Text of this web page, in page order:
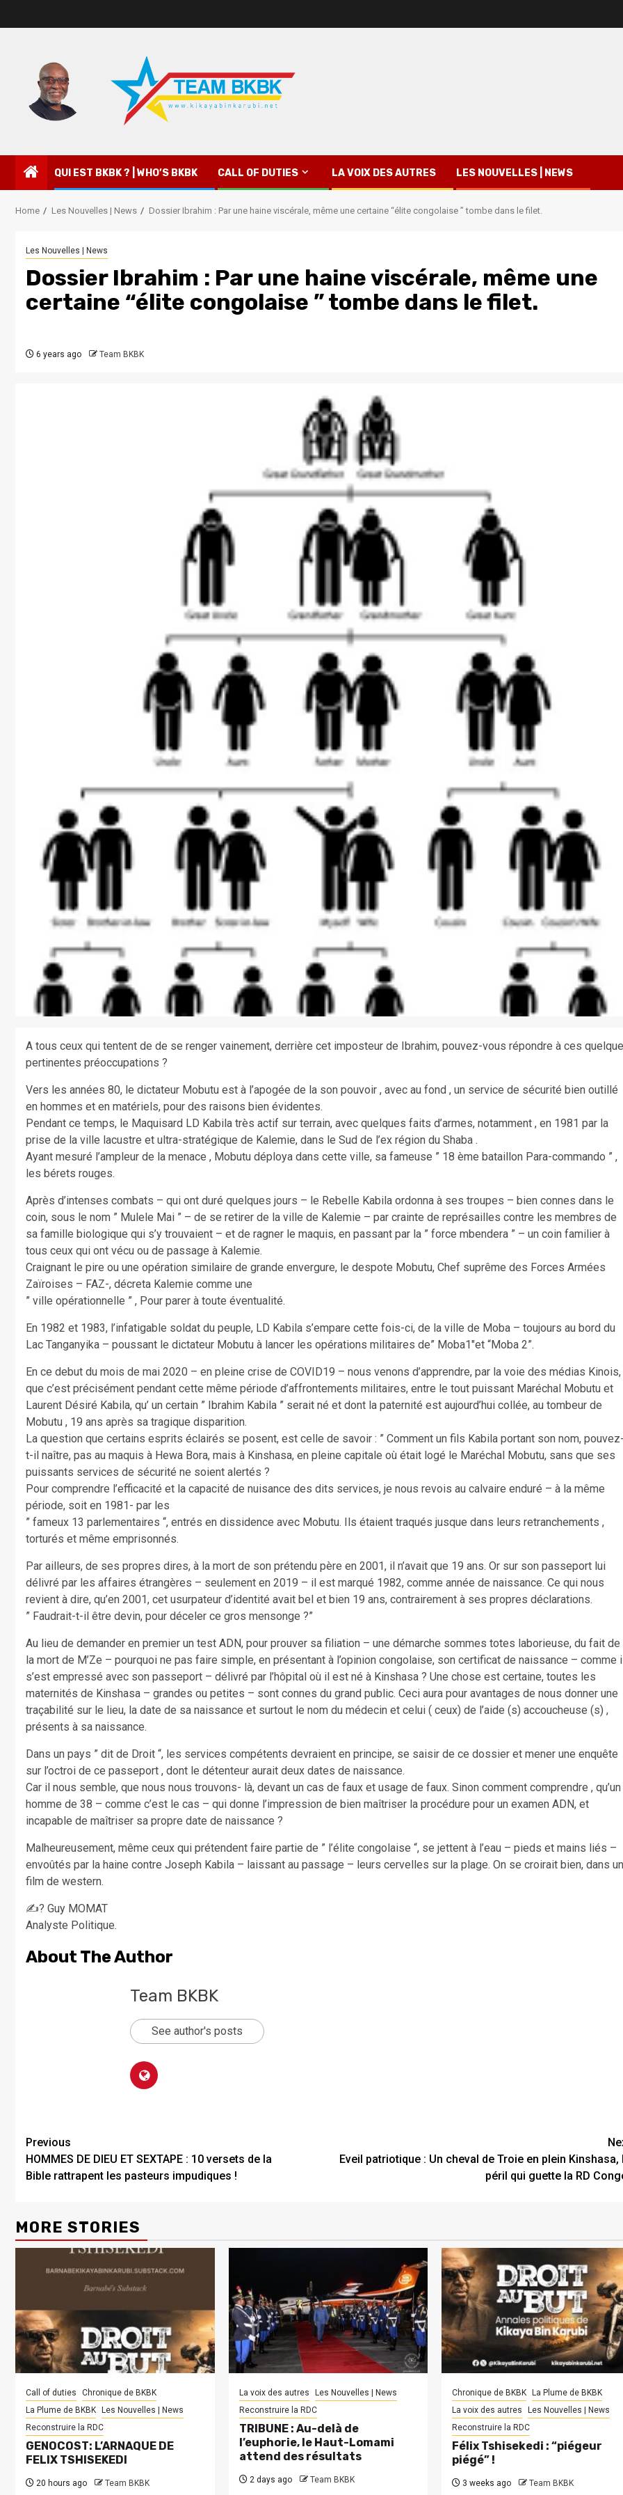
QUI EST BKBK ? | WHO’S BKBK CALL OF DUTIES LA VOIX DES AUTRES LES NOUVELLES | NEWS
Home Les Nouvelles | News Dossier Ibrahim : Par une haine viscérale, même une certaine “élite congolaise ” tombe dans le filet.
Les Nouvelles | News
Dossier Ibrahim : Par une haine viscérale, même une
certaine “élite congolaise ” tombe dans le filet.
6 years ago Team BKBK
A tous ceux qui tentent de de se renger vainement, derrière cet imposteur de Ibrahim, pouvez-vous répondre à ces
pertinentes préoccupations ?
Vers les années 80, le dictateur Mobutu est à l’apogée de la son pouvoir , avec au fond , un service de sécurité bien outillé
en hommes et en matériels, pour des raisons bien évidentes.
Pendant ce temps, le Maquisard LD Kabila très actif sur terrain, avec quelques faits d’armes, notamment , en 1981 par la
prise de la ville lacustre et ultra-stratégique de Kalemie, dans le Sud de l’ex région du Shaba .
Ayant mesuré l’ampleur de la menace , Mobutu déploya dans cette ville, sa fameuse ” 18 ème bataillon Para-commando ” ,
les bérets rouges.
Après d’intenses combats – qui ont duré quelques jours – le Rebelle Kabila ordonna à ses troupes – bien connes dans le
coin, sous le nom ” Mulele Mai ” – de se retirer de la ville de Kalemie – par crainte de représailles contre les membres de
sa famille biologique qui s’y trouvaient – et de ragner le maquis, en passant par la ” force mbendera ” – un coin familier à
tous ceux qui ont vécu ou de passage à Kalemie.
Craignant le pire ou une opération similaire de grande envergure, le despote Mobutu, Chef suprême des Forces Armées
Zaïroises – FAZ-, décreta Kalemie comme une
” ville opérationnelle ” , Pour parer à toute éventualité.
En 1982 et 1983, l’infatigable soldat du peuple, LD Kabila s’empare cette fois-ci, de la ville de Moba – toujours au bord du
Lac Tanganyika – poussant le dictateur Mobutu à lancer les opérations militaires de” Moba1″et “Moba 2”.
En ce debut du mois de mai 2020 – en pleine crise de COVID19 – nous venons d’apprendre, par la voie des médias Kinois,
que c’est précisément pendant cette même période d’affrontements militaires, entre le tout puissant Maréchal Mobutu et
Laurent Désiré Kabila, qu’ un certain ” Ibrahim Kabila ” serait né et dont la paternité est aujourd’hui collée, au tombeur de
Mobutu , 19 ans après sa tragique disparition.
La question que certains esprits éclairés se posent, est celle de savoir : ” Comment un fils Kabila portant son nom,
t-il naître, pas au maquis à Hewa Bora, mais à Kinshasa, en pleine capitale où était logé le Maréchal Mobutu, sans que ses
puissants services de sécurité ne soient alertés ?
Pour comprendre l’efficacité et la capacité de nuisance des dits services, je nous revois au calvaire enduré – à la même
période, soit en 1981- par les
” fameux 13 parlementaires “, entrés en dissidence avec Mobutu. Ils étaient traqués jusque dans leurs retranchements ,
torturés et même emprisonnés.
Par ailleurs, de ses propres dires, à la mort de son prétendu père en 2001, il n’avait que 19 ans. Or sur son passeport lui
délivré par les affaires étrangères – seulement en 2019 – il est marqué 1982, comme année de naissance. Ce qui nous
revient à dire, qu’en 2001, cet usurpateur d’identité avait bel et bien 19 ans, contrairement à ses propres déclarations.
” Faudrait-t-il être devin, pour déceler ce gros mensonge ?”
Au lieu de demander en premier un test ADN, pour prouver sa filiation – une démarche sommes totes laborieuse, du fait de
la mort de M’Ze – pourquoi ne pas faire simple, en présentant à l’opinion congolaise, son certificat de naissance – comme
s’est empressé avec son passeport – délivré par l’hôpital où il est né à Kinshasa ? Une chose est certaine, toutes les
maternités de Kinshasa – grandes ou petites – sont connes du grand public. Ceci aura pour avantages de nous donner une
traçabilité sur le lieu, la date de sa naissance et surtout le nom du médecin et celui ( ceux) de l’aide (s) accoucheuse (s) ,
présents à sa naissance.
Dans un pays ” dit de Droit “, les services compétents devraient en principe, se saisir de ce dossier et mener une enquête
sur l’octroi de ce passeport , dont le détenteur aurait deux dates de naissance.
Car il nous semble, que nous nous trouvons- là, devant un cas de faux et usage de faux. Sinon comment comprendre , qu’un
homme de 38 – comme c’est le cas – qui donne l’impression de bien maîtriser la procédure pour un examen ADN, et
incapable de maîtriser sa propre date de naissance ?
Malheureusement, même ceux qui prétendent faire partie de ” l’élite congolaise “, se jettent à l’eau – pieds et mains liés –
envoûtés par la haine contre Joseph Kabila – laissant au passage – leurs cervelles sur la plage. On se croirait bien, dans un
film de western.
✍? Guy MOMAT
Analyste Politique.
About The Author
Team BKBK
See author's posts
Previous
HOMMES DE DIEU ET SEXTAPE : 10 versets de la
Bible rattrapent les pasteurs impudiques !
Eveil patriotique : Un cheval de Troie en plein Kinshasa,
péril qui guette la RD
MORE STORIES
Call of duties
Chronique de BKBK
La Plume de BKBK Les Nouvelles | News
Reconstruire la RDC
GENOCOST: L’ARNAQUE DE
FELIX TSHISEKEDI
20 hours ago Team BKBK
La voix des autres
Les Nouvelles | News
Reconstruire la RDC
TRIBUNE : Au-delà de
l’euphorie, le Haut-Lomami
attend des résultats
2 days ago Team BKBK
Chronique de BKBK La Plume de BKBK
La voix des autres
Les Nouvelles | News
Reconstruire la RDC
Félix Tshisekedi : “piégeur
piégé” !
3 weeks ago Team BKBK